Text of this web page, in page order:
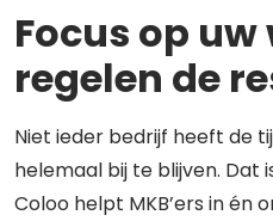
Focus op
regelen de
Niet ieder bedrijf heeft de
helemaal bij te blijven. Dat
Coloo helpt MKB’ers in